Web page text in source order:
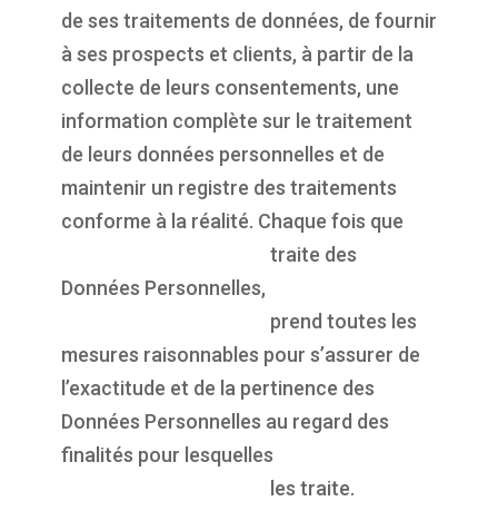
de ses traitements de données, de fournir
à ses prospects et clients, à partir de la
collecte de leurs consentements, une
information complète sur le traitement
de leurs données personnelles et de
maintenir un registre des traitements
conforme à la réalité. Chaque fois que
traite des
Données Personnelles,
prend toutes les
mesures raisonnables pour s’assurer de
l’exactitude et de la pertinence des
Données Personnelles au regard des
finalités pour lesquelles
les traite.